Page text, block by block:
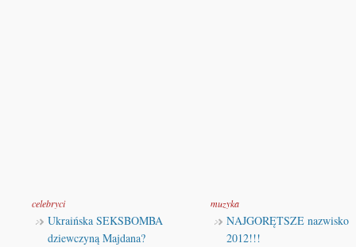
celebryci
Ukraińska SEKSBOMBA
dziewczyną Majdana?
muzyka
NAJGORĘTSZE nazwisko
2012!!!